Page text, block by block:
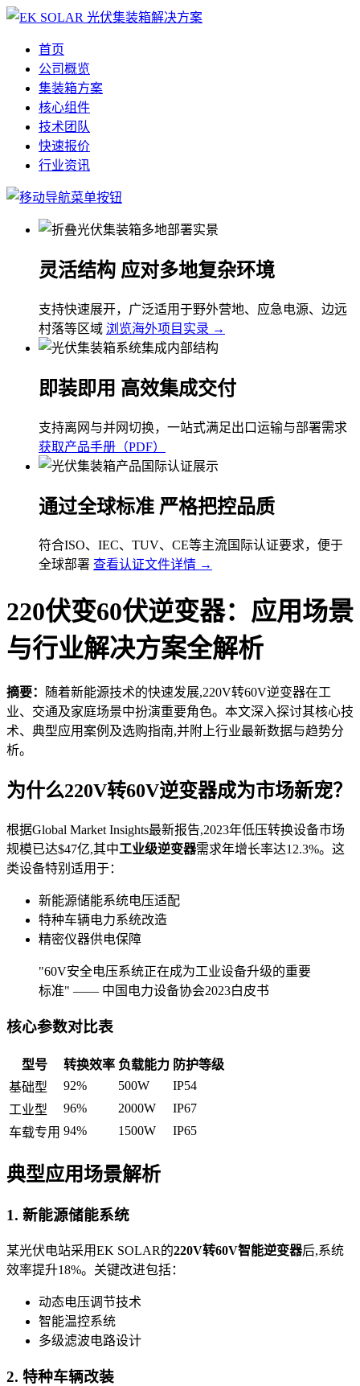
首页
公司概览
集装箱方案
核心组件
技术团队
快速报价
行业资讯
灵活结构 应对多地复杂环境
支持快速展开，广泛适用于野外营地、应急电源、边远
村落等区域 浏览海外项目实录 →
即装即用 高效集成交付
支持离网与并网切换，一站式满足出口运输与部署需求
获取产品手册（PDF）
通过全球标准 严格把控品质
符合ISO、IEC、TUV、CE等主流国际认证要求，便于
全球部署 查看认证文件详情 →
220伏变60伏逆变器：应用场景
与行业解决方案全解析
摘要：
随着新能源技术的快速发展,220V转60V逆变器在工
业、交通及家庭场景中扮演重要角色。本文深入探讨其核心技
术、典型应用案例及选购指南,并附上行业最新数据与趋势分
析。
为什么220V转60V逆变器成为市场新宠？
根据Global Market Insights最新报告,2023年低压转换设备市场
规模已达$47亿,其中工业级逆变器需求年增长率达12.3%。这
类设备特别适用于：
新能源储能系统电压适配
特种车辆电力系统改造
精密仪器供电保障
"60V安全电压系统正在成为工业设备升级的重要
标准" —— 中国电力设备协会2023白皮书
核心参数对比表
型号 转换效率 负载能力 防护等级
基础型
92% 500W
IP54
工业型
96% 2000W
IP67
车载专用 94% 1500W IP65
典型应用场景解析
1. 新能源储能系统
某光伏电站采用EK SOLAR的220V转60V智能逆变器后,系统
效率提升18%。关键改进包括：
动态电压调节技术
智能温控系统
多级滤波电路设计
2. 特种车辆改装